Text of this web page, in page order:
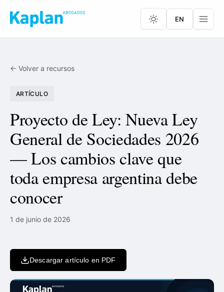
EN
← Volver a recursos
ARTÍCULO
Proyecto de Ley: Nueva Ley
General de Sociedades 2026
— Los cambios clave que
toda empresa argentina debe
conocer
1 de junio de 2026
Descargar artículo en PDF